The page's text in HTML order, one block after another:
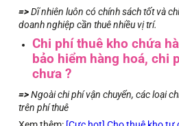
=>Dĩ nhiên luôn có chính sách tốt và
doanh nghiệp cần thuê nhiều vị trí.
Chi phí thuê kho chứa
bảo hiểm hàng hoá, chi
chưa ?
=>Ngoài chi phí vận chuyển, các loại
trên phí thuê